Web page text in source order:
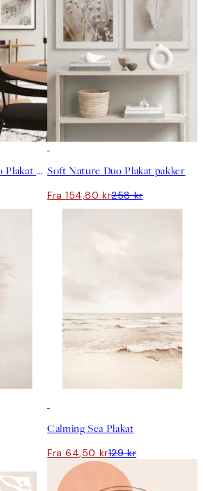
Natural Aesthetics Trio Plakat pakker Soft Nature Duo Plakat pakker
Fra 154,80 kr258 kr
Calming Sea Plakat
Fra 64,50 kr129 kr